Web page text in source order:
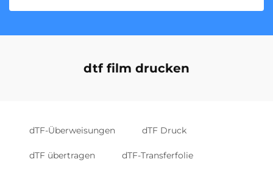
dtf film drucken
dTF-Überweisungen dTF Druck
dTF übertragen dTF-Transferfolie